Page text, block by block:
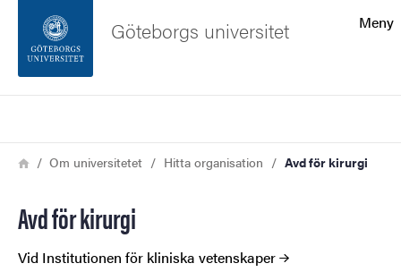
Sidfoten
Meny
Göteborgs universitet
Länkstig
HemOm universitetet Hitta organisation Avd för kirurgi
Avd för kirurgi
Vid Institutionen för kliniska vetenskaper